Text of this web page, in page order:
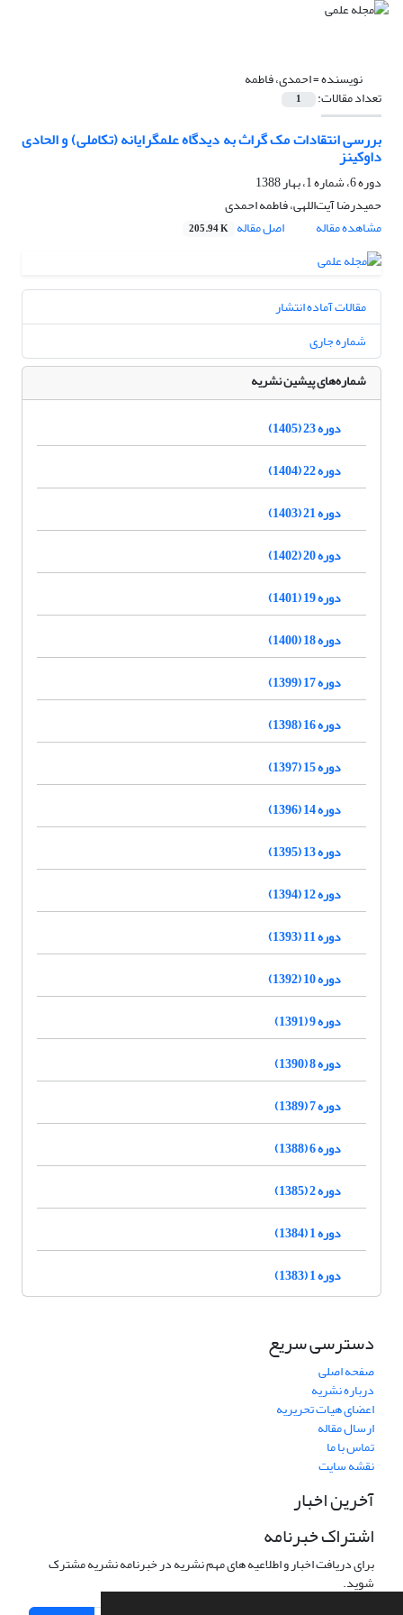
نویسنده =احمدی، فاطمه
تعداد مقالات: 1
بررسی انتقادات مک گراث به دیدگاه علمگرایانه (تکاملی) و الحادی
داوکینز
دوره 6، شماره 1، بهار 1388
حمیدرضا آیت‌اللهی، فاطمه احمدی
مشاهده مقاله
اصل مقاله 205.94 K
مقالات آماده انتشار
شماره جاری
شماره‌های پیشین نشریه
دوره 23 (1405)
دوره 22 (1404)
دوره 21 (1403)
دوره 20 (1402)
دوره 19 (1401)
دوره 18 (1400)
دوره 17 (1399)
دوره 16 (1398)
دوره 15 (1397)
دوره 14 (1396)
دوره 13 (1395)
دوره 12 (1394)
دوره 11 (1393)
دوره 10 (1392)
دوره 9 (1391)
دوره 8 (1390)
دوره 7 (1389)
دوره 6 (1388)
دوره 2 (1385)
دوره 1 (1384)
دوره 1 (1383)
دسترسی سریع
صفحه اصلی
درباره نشریه
اعضای هیات تحریریه
ارسال مقاله
تماس با ما
نقشه سایت
آخرین اخبار
اشتراک خبرنامه
برای دریافت اخبار و اطلاعیه های مهم نشریه در خبرنامه نشریه مشترک
شوید.